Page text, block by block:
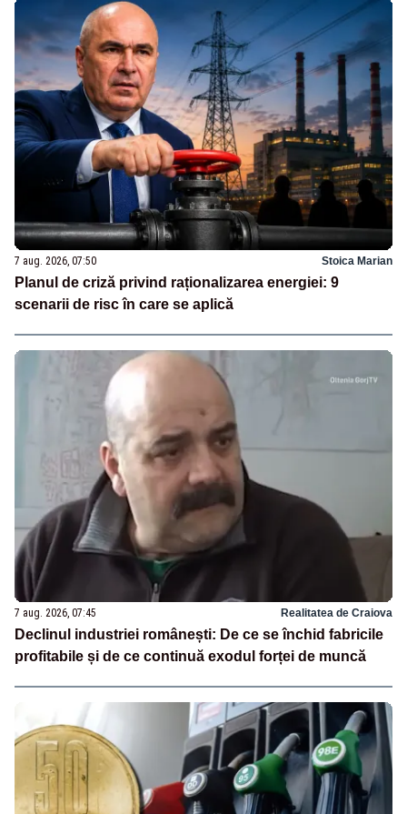
7 aug. 2026, 07:50 Stoica Marian
Planul de criză privind raționalizarea energiei: 9
scenarii de risc în care se aplică
7 aug. 2026, 07:45 Realitatea de Craiova
Declinul industriei românești: De ce se închid fabricile
profitabile și de ce continuă exodul forței de muncă